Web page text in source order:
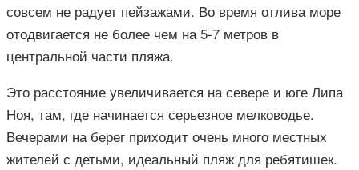
совсем не радует пейзажами. Во время отлива море
отодвигается не более чем на 5-7 метров в
центральной части пляжа.
Это расстояние увеличивается на севере и юге Липа
Ноя, там, где начинается серьезное мелководье.
Вечерами на берег приходит очень много местных
жителей с детьми, идеальный пляж для ребятишек.